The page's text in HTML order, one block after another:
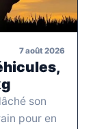
7 août 2026
son
pour en